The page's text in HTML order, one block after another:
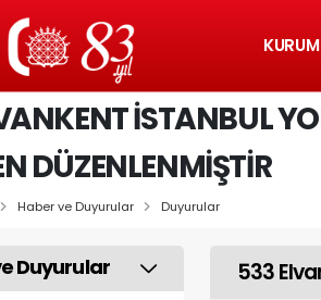
İSTANBUL
DÜZENLENMIŞTIR
Haber ve Duyurular Duyurular
Duyurular 533